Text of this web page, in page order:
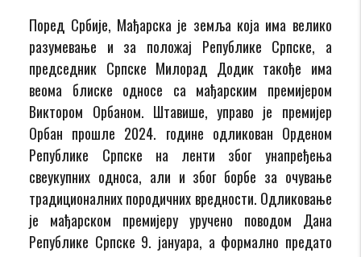
Поред Србије, Мађарска је земља која има велико
разумевање и за положај Републике Српске, а
председник Српске Милорад Додик такође има
веома блиске односе са мађарским премијером
Виктором Орбаном. Штавише, управо је премијер
Орбан прошле 2024. године одликован Орденом
Републике Српске на ленти због унапређења
свеукупних односа, али и због борбе за очување
традиционалних породичних вредности. Одликовање
је мађарском премијеру уручено поводом Дана
Републике Српске 9. јануара, а формално предато